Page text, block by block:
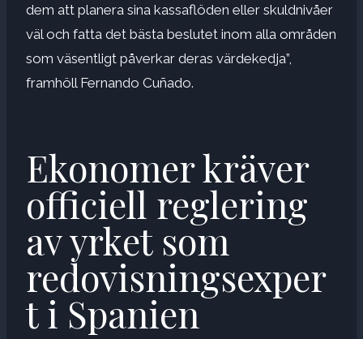
dem att planera sina kassaflöden eller skuldnivåer
väl och fatta det bästa beslutet inom alla områden
som väsentligt påverkar deras värdekedja”,
framhöll Fernando Cuñado.
Ekonomer kräver
officiell reglering
av yrket som
redovisningsexper
t i Spanien